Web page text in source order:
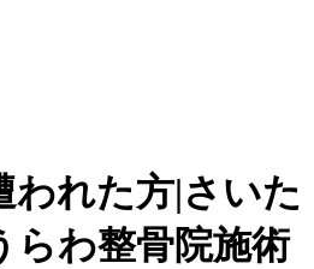
われた方|さいた
らわ整骨院施術